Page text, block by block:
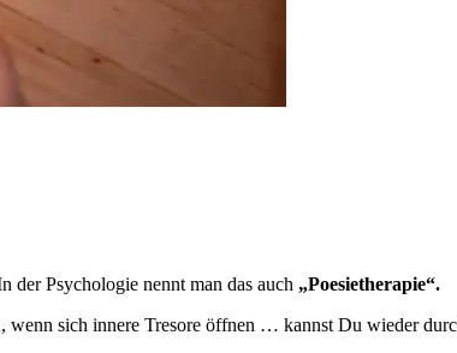
der Psychologie nennt man das auch „Poesietherapie“.
sich innere Tresore öffnen … kannst Du wieder